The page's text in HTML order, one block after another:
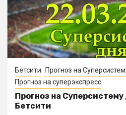
Бетсити
Прогноз на
Прогноз на суперэкспресс
Прогноз на
Бетсити